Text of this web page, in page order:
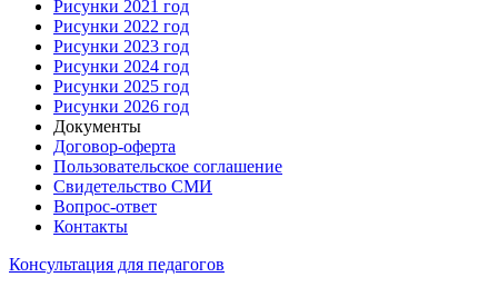
Рисунки 2021 год
Рисунки 2022 год
Рисунки 2023 год
Рисунки 2024 год
Рисунки 2025 год
Рисунки 2026 год
Документы
Договор-оферта
Пользовательское соглашение
Свидетельство СМИ
Вопрос-ответ
Контакты
Консультация для педагогов